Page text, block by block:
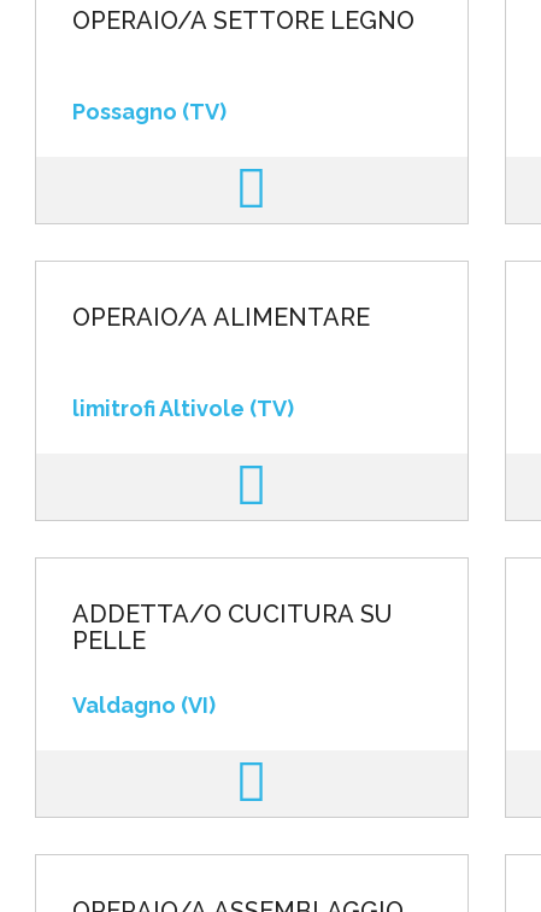
OPERAIO/A SETTORE LEGNO
Possagno (TV)
OPERAIO/A ALIMENTARE
limitrofi Altivole (TV)
ADDETTA/O CUCITURA SU
PELLE
Valdagno (VI)